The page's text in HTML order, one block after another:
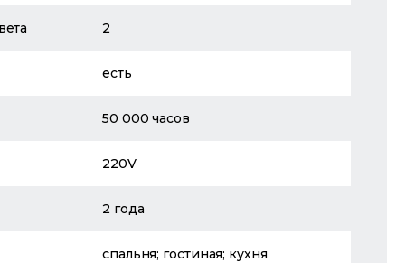
2
есть
50 000 часов
220V
2 года
спальня; гостиная; кухня